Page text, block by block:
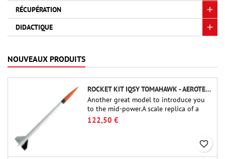
RÉCUPÉRATION
DIDACTIQUE
NOUVEAUX PRODUITS
ROCKET KIT IQSY TOMAHAWK - AEROTECH
Another great model to introduce you
to the mid-power.A scale replica of a
famous sounding rocket, small in size
and peefect to move to higher-level kits.
122,50 €
favorite_border